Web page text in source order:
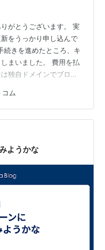
がとうございます。 実
をうっかり申し込んで
きを進めたところ、キ
まいました。 費用を払
独自ドメインでブログ
。 そのため、ドメイン
リアクションが消えて
くいただいたお気持ちが
りません。 ドメインが
もしれませんが、 更新
ム
ようかな